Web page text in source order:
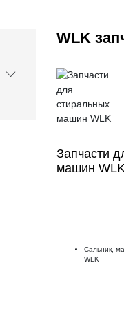
WLK
Запчасти
машин
Сальник,
WLK